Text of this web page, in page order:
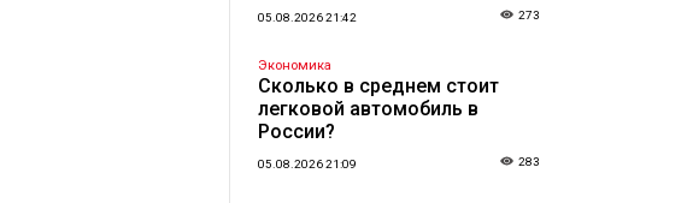
05.08.2026 21:42 273
Экономика
Сколько в среднем стоит
легковой автомобиль в
России?
05.08.2026 21:09 283